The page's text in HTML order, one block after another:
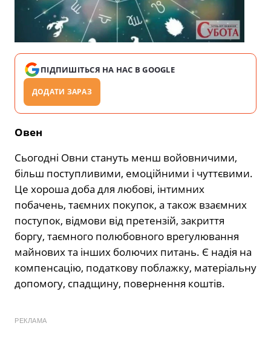
ПІДПИШІТЬСЯ НА НАС В GOOGLE
ДОДАТИ ЗАРАЗ
Овен
Сьогодні Овни стануть менш войовничими,
більш поступливими, емоційними і чуттєвими.
Це хороша доба для любові, інтимних
побачень, таємних покупок, а також взаємних
поступок, відмови від претензій, закриття
боргу, таємного полюбовного врегулювання
майнових та інших болючих питань. Є надія на
компенсацію, податкову поблажку, матеріальну
допомогу, спадщину, повернення коштів.
РЕКЛАМА